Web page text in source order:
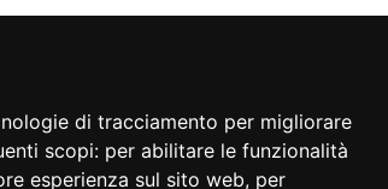
di tracciamento per migliorare
scopi: per abilitare le funzionalità
esperienza sul sito web, per